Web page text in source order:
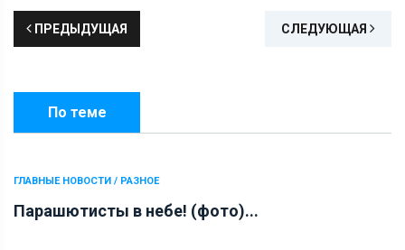
ПРЕДЫДУЩАЯ СЛЕДУЮЩАЯ
По теме
ГЛАВНЫЕ НОВОСТИ / РАЗНОЕ
Парашютисты в небе! (фото)...